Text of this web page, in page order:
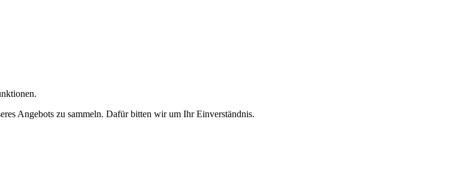
Angebots zu sammeln. Dafür bitten wir um Ihr Einverständnis.